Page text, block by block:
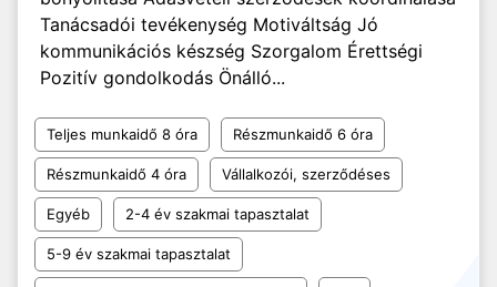
Tanácsadói tevékenység Motiváltság Jó
kommunikációs készség Szorgalom Érettségi
Pozitív gondolkodás Önálló...
Teljes munkaidő 8 óra Részmunkaidő 6 óra
Részmunkaidő 4 óra Vállalkozói, szerződéses
Egyéb 2-4 év szakmai tapasztalat
5-9 év szakmai tapasztalat